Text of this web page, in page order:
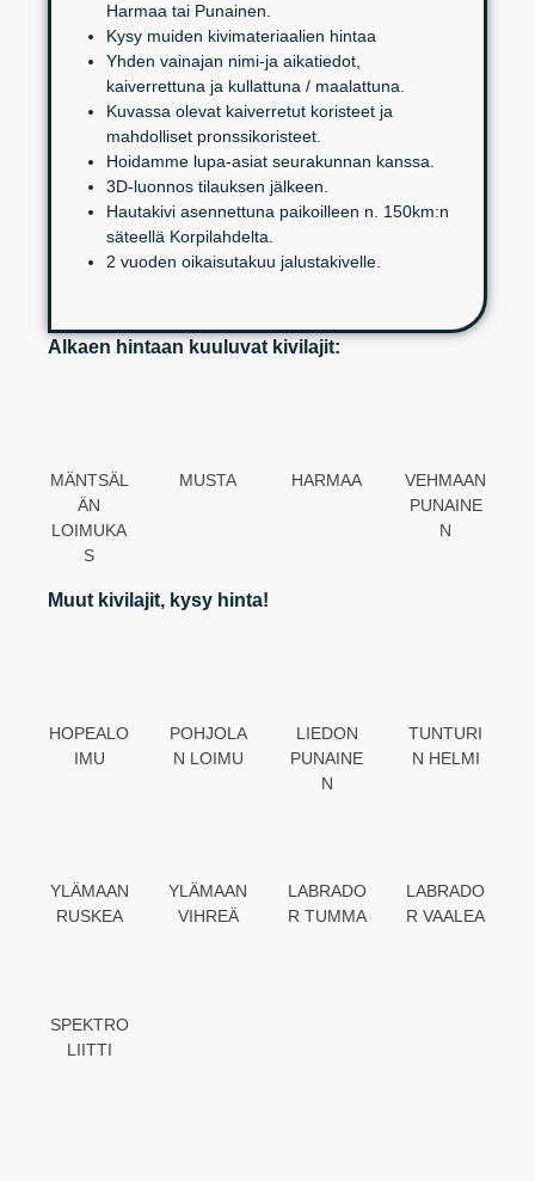
Harmaa tai Punainen.
Kysy muiden kivimateriaalien hintaa
Yhden vainajan nimi-ja aikatiedot,
kaiverrettuna ja kullattuna / maalattuna.
Kuvassa olevat kaiverretut koristeet ja
mahdolliset pronssikoristeet.
Hoidamme lupa-asiat seurakunnan kanssa.
3D-luonnos tilauksen jälkeen.
Hautakivi asennettuna paikoilleen n. 150km:n
säteellä Korpilahdelta.
2 vuoden oikaisutakuu jalustakivelle.
Alkaen hintaan kuuluvat kivilajit:
MÄNTSÄL
ÄN
LOIMUKA
S
MUSTA HARMAA
VEHMAAN
PUNAINE
N
Muut kivilajit, kysy hinta!
HOPEALO
IMU
POHJOLA
N LOIMU
LIEDON
PUNAINE
N
TUNTURI
N HELMI
YLÄMAAN
RUSKEA
YLÄMAAN
VIHREÄ
LABRADO
R TUMMA
LABRADO
R VAALEA
SPEKTRO
LIITTI